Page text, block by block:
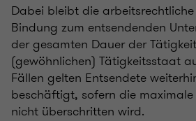
Dabei bleibt die
Bindung zum entsendenden
der gesamten Dauer der
(gewöhnlichen) Tätigkeitsstaat
Fällen gelten Entsendete
beschäftigt, sofern die
nicht überschritten wird.